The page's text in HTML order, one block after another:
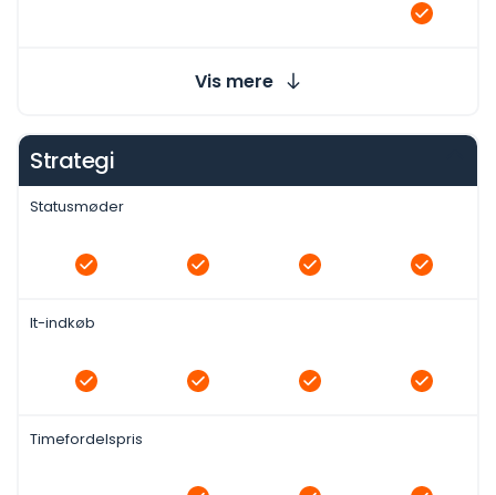
Vis mere
Strategi
Statusmøder
It-indkøb
Timefordelspris